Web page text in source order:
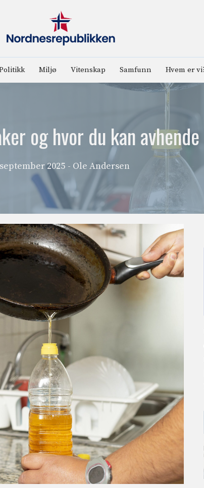
Miljø Vitenskap Samfunn Hvem er
og hvor du kan
2025 - Ole Andersen